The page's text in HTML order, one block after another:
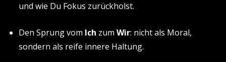
und wie Du Fokus zurückholst.
Den Sprung vom Ich zumWir: nicht als Moral,
sondern als reife innere Haltung.